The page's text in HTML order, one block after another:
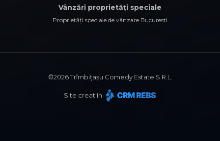
Vânzări proprietăți speciale
Proprietăți speciale de vânzare Bucuresti
©2026Trîmbițașu Comedy Estate S.R.L.
Site creat în